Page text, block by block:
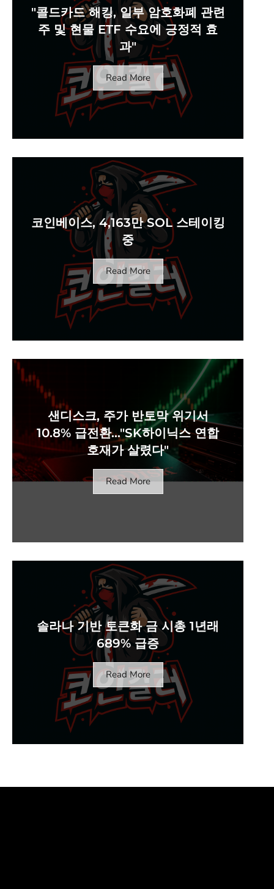
"콜드카드 해킹, 일부 암호화폐 관련
주 및 현물 ETF 수요에 긍정적 효
과"
Read More
코인베이스, 4,163만 SOL 스테이킹
중
Read More
샌디스크, 주가 반토막 위기서
10.8% 급전환…"SK하이닉스 연합
호재가 살렸다"
Read More
솔라나 기반 토큰화 금 시총 1년래
689% 급증
Read More